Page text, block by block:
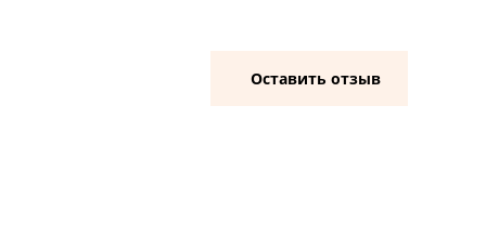
Оставить отзыв